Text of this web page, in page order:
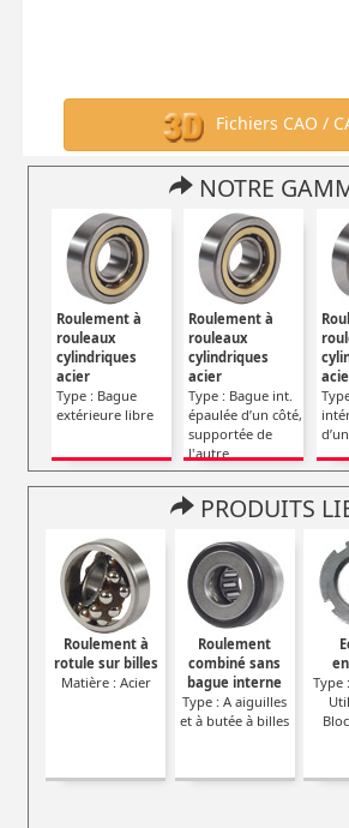
Fichiers CAO /
NOTRE
Roulement à
rouleaux
cylindriques
acier
Type : Bague
extérieure libre
Roulement à
rouleaux
cylindriques
acier
Type : Bague int.
épaulée d’un côté,
supportée de
l'autre
PRODUITS
Roulement à
rotule sur billes
Matière : Acier
Roulement
combiné sans
bague interne
Type : A aiguilles
et à butée à billes
Type